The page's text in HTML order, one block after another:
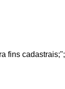
fins cadastrais;";